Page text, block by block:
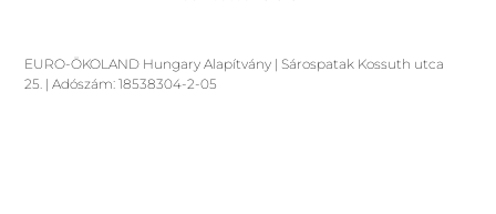
EURO-ÖKOLAND Hungary Alapítvány | Sárospatak Kossuth utca
25. | Adószám: 18538304-2-05